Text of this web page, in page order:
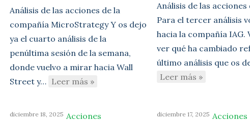
Análisis de las acciones de la
compañía MicroStrategy Y os dejo
ya el cuarto análisis de la
penúltima sesión de la semana,
donde vuelvo a mirar hacia Wall
Street y… Leer más »
Análisis de las acciones
Para el tercer análisis
hacia la compañía IAG.
ver qué ha cambiado
último análisis que os
Leer más »
diciembre 18, 2025 Acciones diciembre 17, 2025 Acciones